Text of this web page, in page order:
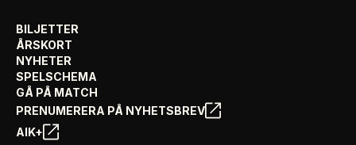
BILJETTER
ÅRSKORT
NYHETER
SPELSCHEMA
GÅ PÅ MATCH
PRENUMERERA PÅ NYHETSBREV
AIK+